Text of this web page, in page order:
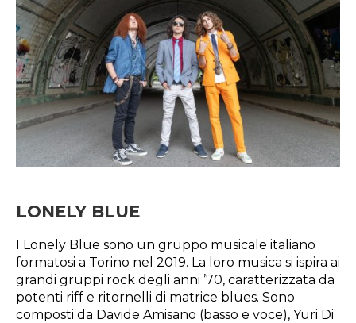
LONELY BLUE
I Lonely Blue sono un gruppo musicale italiano
formatosi a Torino nel 2019. La loro musica si ispira ai
grandi gruppi rock degli anni ’70, caratterizzata da
potenti riff e ritornelli di matrice blues. Sono
composti da Davide Amisano (basso e voce), Yuri Di